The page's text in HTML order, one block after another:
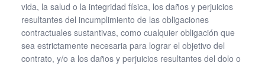
vida, la salud o la integridad física, los daños y perjuicios
resultantes del incumplimiento de las obligaciones
contractuales sustantivas, como cualquier obligación que
sea estrictamente necesaria para lograr el objetivo del
contrato, y/o a los daños y perjuicios resultantes del dolo o